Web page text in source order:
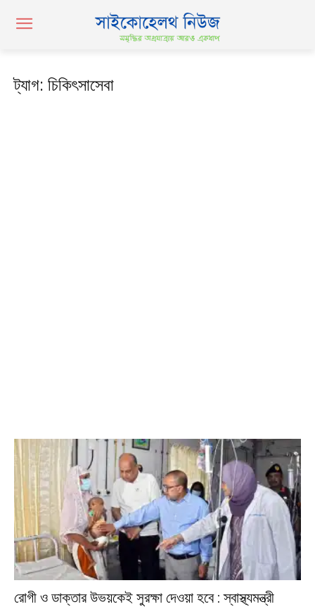
ট্যাগ: চিকিৎসাসেবা
রোগী ও ডাক্তার উভয়কেই সুরক্ষা দেওয়া হবে : স্বাস্থ্যমন্ত্রী